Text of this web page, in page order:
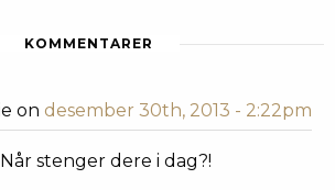
KOMMENTARER
on desember 30th, 2013 - 2:22pm
Når stenger dere i dag?!